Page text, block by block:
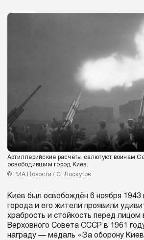
Артиллерийские расчёты салютуют воинам
освободившим город Киев.
© РИА Новости / С. Лоскутов
Киев был освобождён 6 ноября
города и его жители проявили
храбрость и стойкость перед
Верховного Совета СССР в 1961
награду — медаль «За оборону